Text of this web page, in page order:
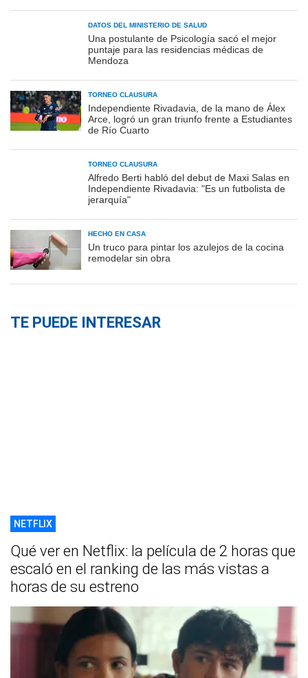
DATOS DEL MINISTERIO DE SALUD
Una postulante de Psicología sacó el mejor
puntaje para las residencias médicas de
Mendoza
TORNEO CLAUSURA
Independiente Rivadavia, de la mano de Álex
Arce, logró un gran triunfo frente a Estudiantes
de Río Cuarto
TORNEO CLAUSURA
Alfredo Berti habló del debut de Maxi Salas en
Independiente Rivadavia: "Es un futbolista de
jerarquía"
HECHO EN CASA
Un truco para pintar los azulejos de la cocina
remodelar sin obra
TE PUEDE INTERESAR
NETFLIX
Qué ver en Netflix: la película de 2 horas que
escaló en el ranking de las más vistas a
horas de su estreno